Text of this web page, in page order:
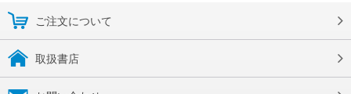
ご注文について
取扱書店